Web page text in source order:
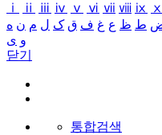
ⅰ
ⅱ ⅲ ⅳ ⅴ ⅵ ⅶ ⅷ ⅸ ⅹ
ط ظ ع غ ف ق ک ل م ن ه
و ی
닫기
통합검색